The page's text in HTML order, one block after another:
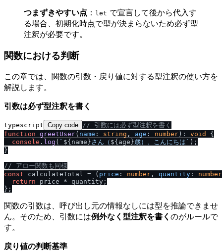
つまずきやすい点 ： let で宣言して後から代入す
る場合、初期化時点で型が決まらないため必ず型
注釈が必要です。
関数における判断
この章では、関数の引数・戻り値に対する型注釈の使い方を
解説します。
引数は必ず型注釈を書く
typescript Copy code // 引数には必ず型注釈を書く
function greetUser( name : string , age : number ): void
{
console . log ( ` ${name}さん（ ${age}歳）、こんにちは` );
}
// アロー関数も同様
const calculateTotal = ( price : number , quantity : number
return price * quantity;
関数の引数は、呼び出し元の情報なしには型を推論できませ
ん。そのため、引数には例外なく型注釈を書く のがルールで
す。
戻り値の判断基準